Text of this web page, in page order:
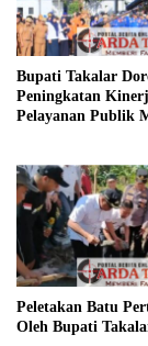
Bupati Takalar
Peningkatan
Pelayanan Publik
Peletakan Batu
Oleh Bupati